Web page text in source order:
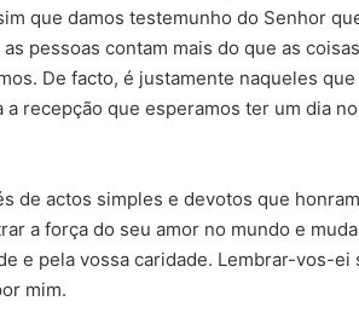
que damos testemunho do Senhor
pessoas contam mais do que as
De facto, é justamente naqueles
recepção que esperamos ter um dia
de actos simples e devotos que
a força do seu amor no mundo e
e pela vossa caridade. Lembrar-vos-ei
mim.